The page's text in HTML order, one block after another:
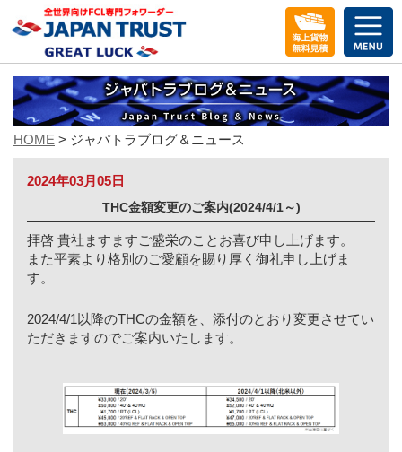
メ
ニ
ュ
ー
を
開
く
HOME > ジャパトラブログ＆ニュース
2024年03月05日
THC金額変更のご案内(2024/4/1～)
拝啓 貴社ますますご盛栄のことお喜び申し上げます。
また平素より格別のご愛顧を賜り厚く御礼申し上げま
す。
2024/4/1以降のTHCの金額を、添付のとおり変更させてい
ただきますのでご案内いたします。